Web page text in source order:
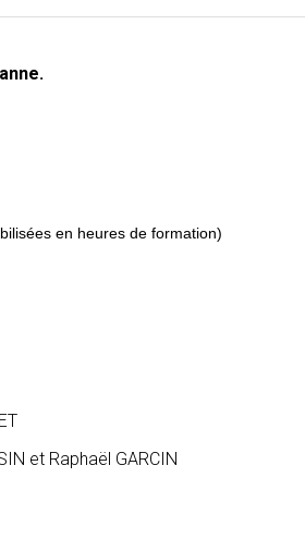
en heures de formation)
et Raphaël GARCIN